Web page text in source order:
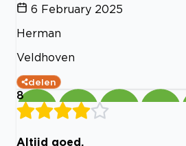
6 February 2025
Herman
Veldhoven
delen
8
Altijd goed.